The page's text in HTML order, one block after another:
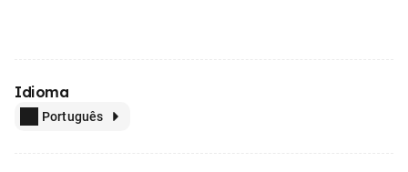
Idioma
Português